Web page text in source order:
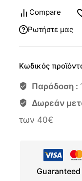
Compare
Ρωτήστε μας
Κωδικός
Παράδοση :
Δωρεάν
των 40€